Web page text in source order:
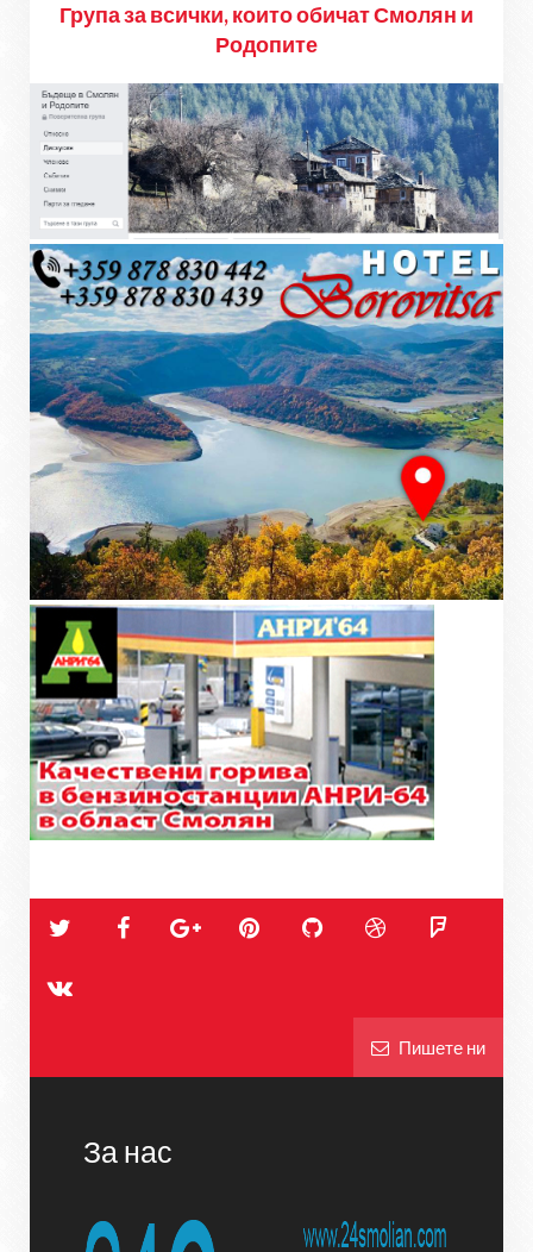
Група за всички, които обичат Смолян и
Родопите
Пишете ни
За нас